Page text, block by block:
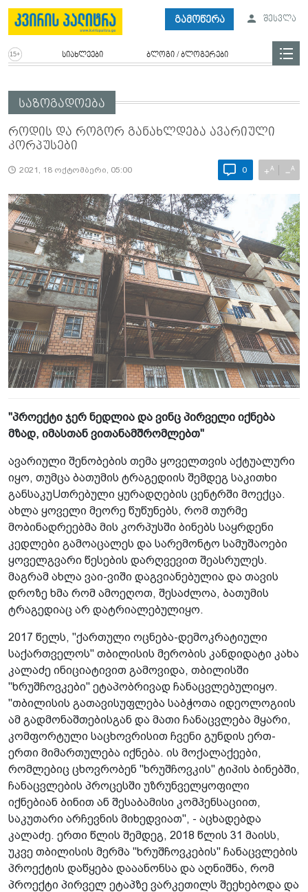
გამოწერა შესვლა
სიახლეები ბლოგი / ბლოგერები
საზოგადოება
როდის და როგორ განახლდება ავარიული
კორპუსები
2021, 18 ოქტომბერი, 05:00 0 +A −A
"პროექტი ჯერ ნედლია და ვინც პირველი იქნება
მზად, იმასთან ვითანამშრომლებთ"
ავარიული შენობების თემა ყოველთვის აქტუალური
იყო, თუმცა ბათუმის ტრაგედიის შემდეგ საკითხი
განსაკუUთრებული ყურადღების ცენტრში მოექცა.
ახლა ყოველი მეორე წუწუნებს, რომ თურმე
მობინადრეებმა მის კორპუსში ბინებს საყრდენი
კედლები გამოაცალეს და სარემონტო სამუშაოები
ყოველგვარი წესების დარღვევით შეასრულეს.
მაგრამ ახლა ვაი-ვიში დაგვიანებულია და თავის
დროზე ხმა რომ ამოეღოთ, შესაძლოა, ბათუმის
ტრაგედიაც არ დატრიალებულიყო.
2017 წელს, "ქართული ოცნება-დემოკრატიული
საქართველოს" თბილისის მერობის კანდიდატი კახა
კალაძე ინიციატივით გამოვიდა, თბილისში
"ხრუშჩოვკები" ეტაპობრივად ჩანაცვლებულიყო.
"თბილისის გათავისუფლება საბჭოთა იდეოლოგიის
ამ გადმონაშთებისგან და მათი ჩანაცვლება მყარი,
კომფორტული საცხოვრისით ჩვენი გუნდის ერთ-
ერთი მიმართულება იქნება. ის მოქალაქეები,
რომლებიც ცხოვრობენ "ხრუშჩოვკის" ტიპის ბინებში,
ჩანაცვლების პროცესში უზრუნველყოფილი
იქნებიან ბინით ან შესაბამისი კომპენსაციით,
საკუთარი არჩევნის მიხედვიათ", - აცხადებდა
კალაძე. ერთი წლის შემდეგ, 2018 წლის 31 მაისს,
უკვე თბილისის მერმა "ხრუშჩოვკების" ჩანაცვლების
პროექტის დაწყება დააანონსა და აღნიშნა, რომ
პროექტი პირველ ეტაპზე ვარკეთილს შეეხებოდა და